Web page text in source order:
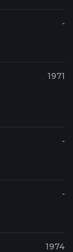
-
1971
-
-
1974